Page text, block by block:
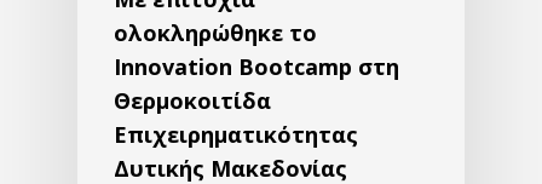
ολοκληρώθηκε το
Innovation Bootcamp στη
Θερμοκοιτίδα
Επιχειρηματικότητας
Δυτικής Μακεδονίας